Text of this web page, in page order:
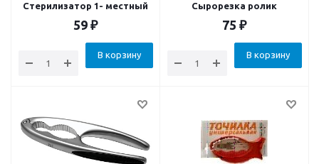
Стерилизатор 1- местный
59 ₽
В корзину
Сырорезка ролик
75 ₽
В корзину